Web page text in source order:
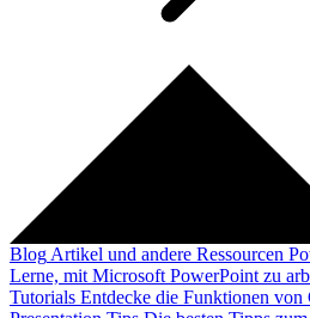
Blog Artikel und andere Ressourcen
Lerne, mit Microsoft PowerPoint zu
Tutorials Entdecke die Funktionen von